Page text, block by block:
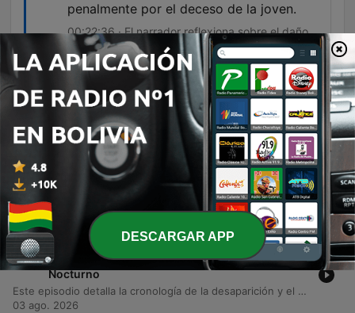
penalmente por el deceso de la joven.
00:22:36 · El narrador reflexiona sobre el daño
irreparable a la reputación del futbolista debido
al juicio social.
Episodios
1175 -
Falleció tras una noche con el jugador de fútbol
del Corinthians | Criminalista Nocturno
Este episodio analiza el trágico fallecimiento de Livia Gabriele da Silva Matos el 30 de enero de 2024, tras sufrir múltiples paros cardiorrespiratorios después de un encuentro con el futbolista Dimas Cándido de Oliveira Filo. Se exploran las complicaciones médicas, los hallazgos de la necropsia y las sospechas iniciales de violencia. La investigación judicial concluyó que el deceso fue una fatalidad médica causada por una hemorragia aguda sin intención de daño por parte del jugador. A pesar del cierre legal del caso por ausencia de responsabilidad penal, se examina el profundo impacto mediático y social en la carrera de Dimas.
05 ago. 2026
1174 - Los videos mostraron su ingreso pero nunca se
le vio salir de aquella casa | Criminalista
Nocturno
Este episodio detalla la cronología de la desaparición y el hallazgo del cuerpo de Ivonne Marisela López Rosendo, desde su último mensaje a su madre hasta el descubrimiento en Morelos. Se describen las investigaciones sobre su ingreso a una vivienda en Coyoacán, el hallazgo de su triciclo eléctrico y las detenciones de implicados relacionados con el traslado del cuerpo. Asimismo, se analizan las inconsistencias en la investigación y la teoría de la familia sobre una acción coordinada. El relato repasa la línea de tiempo de los hechos y concluye con un mensaje de cierre del podcast.
03 ago. 2026
DESCARGAR APP